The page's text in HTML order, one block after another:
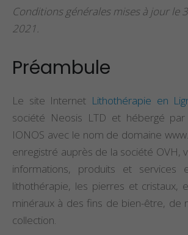
Conditions générales mises à jour le
2021.
Préambule
Le site Internet Lithothérapie en
société Neosis LTD et hébergé
IONOS avec le nom de domaine
enregistré auprès de la société OVH,
informations, produits et services
lithothérapie, les pierres et cristaux,
minéraux à des fins de bien-être, de
collection.